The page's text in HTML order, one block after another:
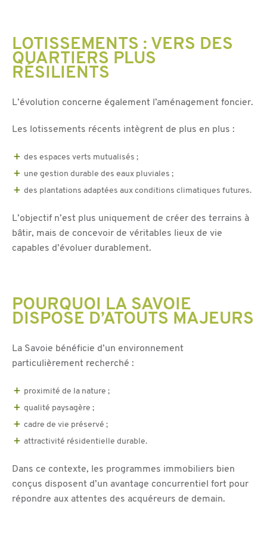
LOTISSEMENTS : VERS DES
QUARTIERS PLUS
RÉSILIENTS
L’évolution concerne également l’aménagement foncier.
Les lotissements récents intègrent de plus en plus :
des espaces verts mutualisés ;
une gestion durable des eaux pluviales ;
des plantations adaptées aux conditions climatiques futures.
L’objectif n’est plus uniquement de créer des terrains à
bâtir, mais de concevoir de véritables lieux de vie
capables d’évoluer durablement.
POURQUOI LA SAVOIE
DISPOSE D’ATOUTS MAJEURS
La Savoie bénéficie d’un environnement
particulièrement recherché :
proximité de la nature ;
qualité paysagère ;
cadre de vie préservé ;
attractivité résidentielle durable.
Dans ce contexte, les programmes immobiliers bien
conçus disposent d’un avantage concurrentiel fort pour
répondre aux attentes des acquéreurs de demain.